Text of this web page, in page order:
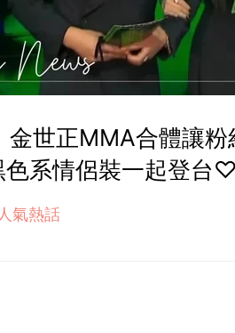
世正MMA合體讓粉
色系情侶裝一起登台♡
氣熱話